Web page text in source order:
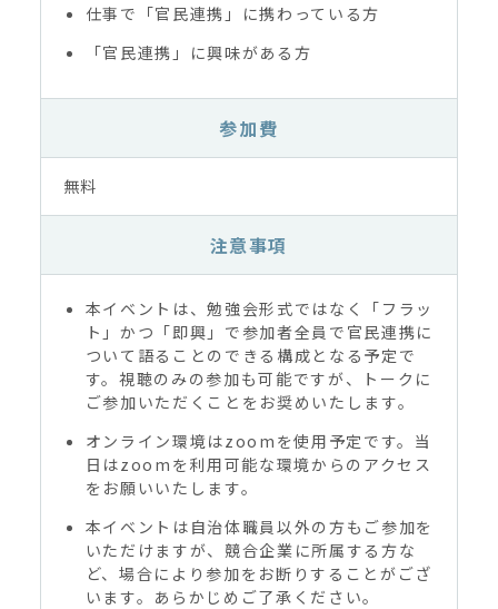
仕事で「官民連携」に携わっている方
「官民連携」に興味がある方
参加費
無料
注意事項
本イベントは、勉強会形式ではなく「フラッ
ト」かつ「即興」で参加者全員で官民連携に
ついて語ることのできる構成となる予定で
す。視聴のみの参加も可能ですが、トークに
ご参加いただくことをお奨めいたします。
オンライン環境はzoomを使用予定です。当
日はzoomを利用可能な環境からのアクセス
をお願いいたします。
本イベントは自治体職員以外の方もご参加を
いただけますが、競合企業に所属する方な
ど、場合により参加をお断りすることがござ
います。あらかじめご了承ください。